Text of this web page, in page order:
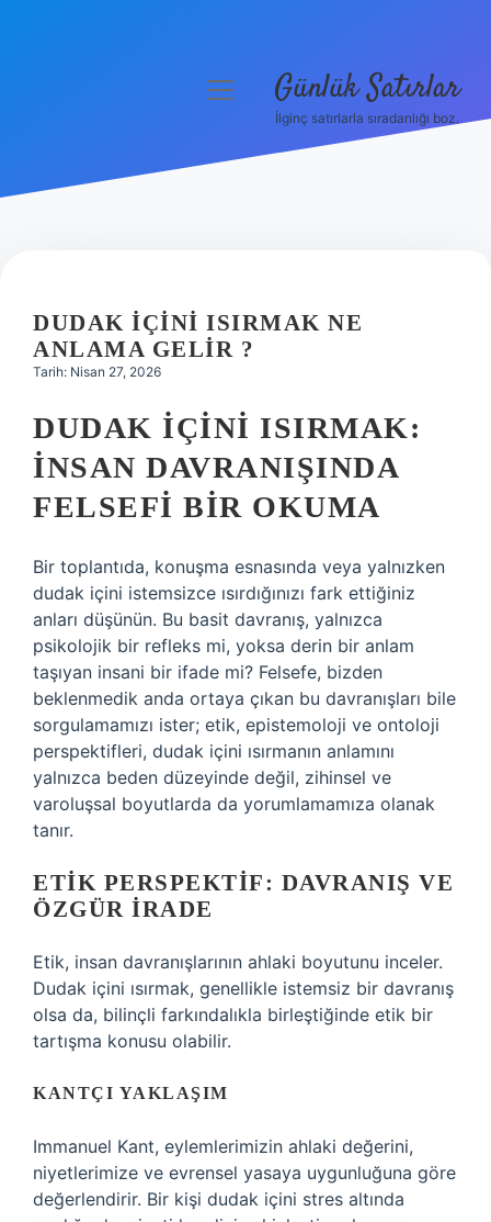
Hakkımızda
menüyü Günlük Satırlar
İlginç satırlarla sıradanlığı boz.
DUDAK IÇINI ISIRMAK NE
ANLAMA GELIR ?
Tarih: Nisan 27, 2026
DUDAK İÇINI ISIRMAK:
İNSAN DAVRANIŞINDA
FELSEFI BIR OKUMA
Bir toplantıda, konuşma esnasında veya yalnızken
dudak içini istemsizce ısırdığınızı fark ettiğiniz
anları düşünün. Bu basit davranış, yalnızca
psikolojik bir refleks mi, yoksa derin bir anlam
taşıyan insani bir ifade mi? Felsefe, bizden
beklenmedik anda ortaya çıkan bu davranışları bile
sorgulamamızı ister; etik, epistemoloji ve ontoloji
perspektifleri, dudak içini ısırmanın anlamını
yalnızca beden düzeyinde değil, zihinsel ve
varoluşsal boyutlarda da yorumlamamıza olanak
tanır.
ETIK PERSPEKTIF: DAVRANIŞ VE
ÖZGÜR İRADE
Etik, insan davranışlarının ahlaki boyutunu inceler.
Dudak içini ısırmak, genellikle istemsiz bir davranış
olsa da, bilinçli farkındalıkla birleştiğinde etik bir
tartışma konusu olabilir.
KANTÇI YAKLAŞIM
Immanuel Kant, eylemlerimizin ahlaki değerini,
niyetlerimize ve evrensel yasaya uygunluğuna göre
değerlendirir. Bir kişi dudak içini stres altında